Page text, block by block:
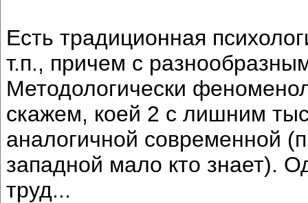
Есть традиционная
т.п., причем с
Методологически
скажем, коей 2 с лишним
аналогичной современной
западной мало кто знает).
труд...